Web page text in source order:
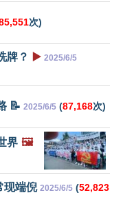
次)
牌？ ▶️ 2025/6/5
📝 2025/6/5 (87,168次)
界 🖼️
现端倪 2025/6/5 (52,823